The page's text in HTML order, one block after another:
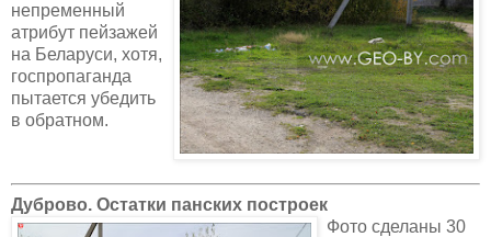
непременный
атрибут пейзажей
на Беларуси, хотя,
госпропаганда
пытается убедить
в обратном.
Дуброво. Остатки панских построек
Фото сделаны 30